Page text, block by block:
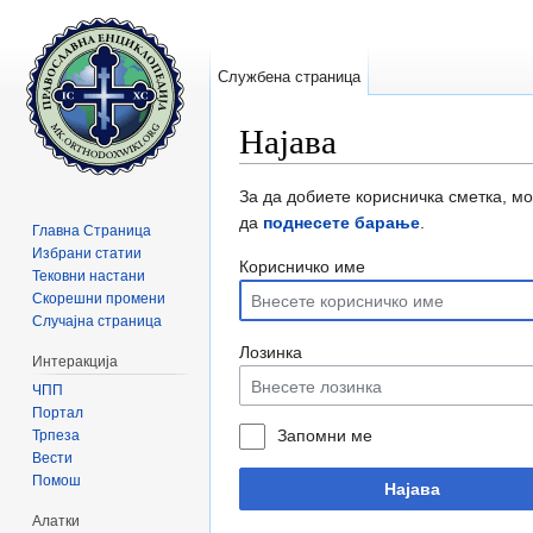
Најава
За да добиете корисничка сметка,
да поднесете барање.
Корисничко име
Лозинка
Запомни ме
Најава
Службена страница
Главна Страница
Избрани статии
Тековни настани
Скорешни промени
Случајна страница
Интеракција
ЧПП
Портал
Трпеза
Вести
Помош
Алатки